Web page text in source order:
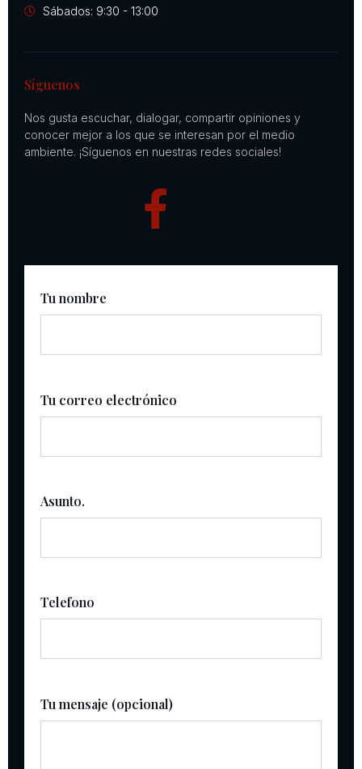
Sábados: 9:30 - 13:00
Síguenos
Nos gusta escuchar, dialogar, compartir opiniones y
conocer mejor a los que se interesan por el medio
ambiente. ¡Síguenos en nuestras redes sociales!
Tu nombre
Tu correo electrónico
Asunto.
Telefono
Tu mensaje (opcional)